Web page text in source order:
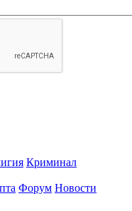
Криминал
Форум Новости